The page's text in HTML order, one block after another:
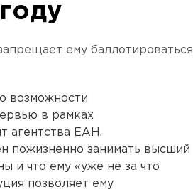
ему баллотироваться
возможности
в рамках
агентства ЕАН.
пожизненно занимать высший
и что ему «уже не за что
позволяет ему